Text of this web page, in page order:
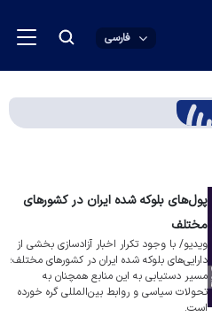
فارسی
پول‌های بلوکه شده ایران در کشورهای
مختلف
ویدیو/ با وجود تکرار اخبار آزاد‌سازی بخشی از
دارایی‌های بلوکه شده ایران در کشور‌های مختلف؛
مسیر دستیابی به این منابع همچنان به
تحولات سیاسی و روابط بین‌المللی گره خورده
است.